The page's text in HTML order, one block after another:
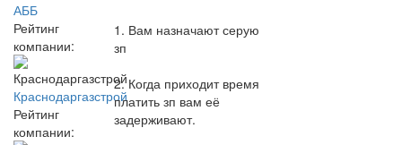
АББ
Рейтинг
компании:
Краснодаргазстрой
Рейтинг
компании:
1. Вам назначают серую
зп
2. Когда приходит время
платить зп вам её
задерживают.